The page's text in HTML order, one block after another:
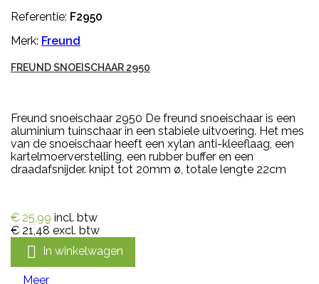
Referentie: F2950
Merk: Freund
FREUND SNOEISCHAAR 2950
Freund snoeischaar 2950 De freund snoeischaar is een
aluminium tuinschaar in een stabiele uitvoering. Het mes
van de snoeischaar heeft een xylan anti-kleeflaag, een
kartelmoerverstelling, een rubber buffer en een
draadafsnijder. knipt tot 20mm ø, totale lengte 22cm
€ 25,99 incl. btw
€ 21,48 excl. btw
 In winkelwagen
Meer